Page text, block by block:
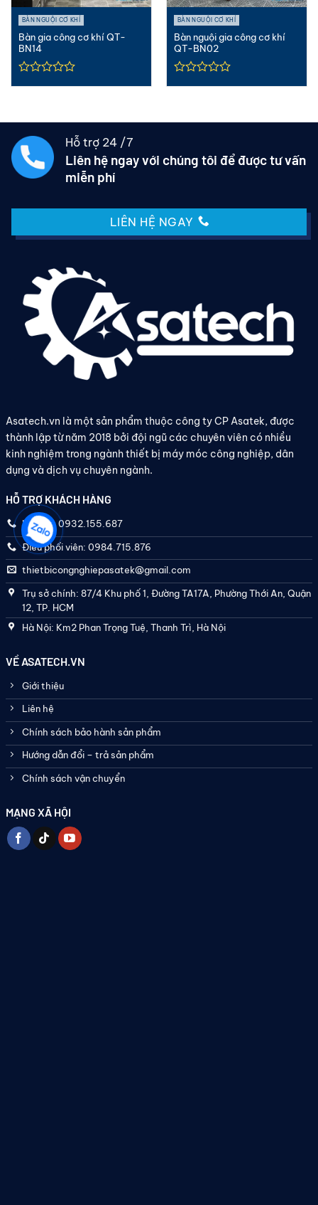
BÀN NGUỘI CƠ KHÍ
Bàn gia công cơ khí QT-
BN14
BÀN NGUỘI CƠ KHÍ
Bàn nguội gia công cơ khí
QT-BN02
Hỗ trợ 24 /7
Liên hệ ngay với chúng tôi để được tư vấn
miễn phí
LIÊN HỆ NGAY
Asatech.vn là một sản phẩm thuộc công ty CP Asatek, được
thành lập từ năm 2018 bởi đội ngũ các chuyên viên có nhiều
kinh nghiệm trong ngành thiết bị máy móc công nghiệp, dân
dụng và dịch vụ chuyên ngành.
HỖ TRỢ KHÁCH HÀNG
Hotline: 0932.155.687
Điều phối viên: 0984.715.876
thietbicongnghiepasatek@gmail.com
Trụ sở chính: 87/4 Khu phố 1, Đường TA17A, Phường Thới An, Quận
12, TP. HCM
Hà Nội: Km2 Phan Trọng Tuệ, Thanh Trì, Hà Nội
VỀ ASATECH.VN
Giới thiệu
Liên hệ
Chính sách bảo hành sản phẩm
Hướng dẫn đổi – trả sản phẩm
Chính sách vận chuyển
MẠNG XÃ HỘI